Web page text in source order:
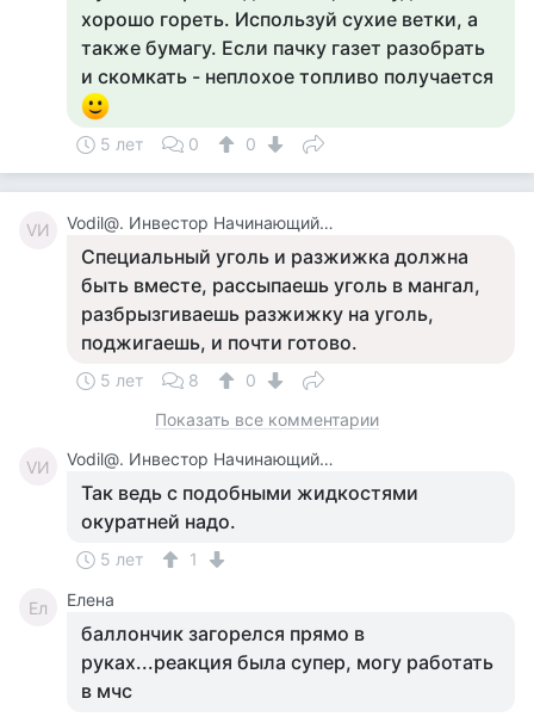
хорошо гореть. Используй сухие ветки, а
также бумагу. Если пачку газет разобрать
и скомкать - неплохое топливо получается
5 лет 0 0
VИ Vodil@. Инвестор Начинающий. Сырожа.
Специальный уголь и разжижка должна
быть вместе, рассыпаешь уголь в мангал,
разбрызгиваешь разжижку на уголь,
поджигаешь, и почти готово.
5 лет 8
0
Показать все комментарии
VИ Vodil@. Инвестор Начинающий. Сырожа.
Так ведь с подобными жидкостями
окуратней надо.
5 лет 1
Ел Елена
баллончик загорелся прямо в
руках...реакция была супер, могу работать
в мчс